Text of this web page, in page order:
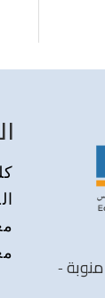
-